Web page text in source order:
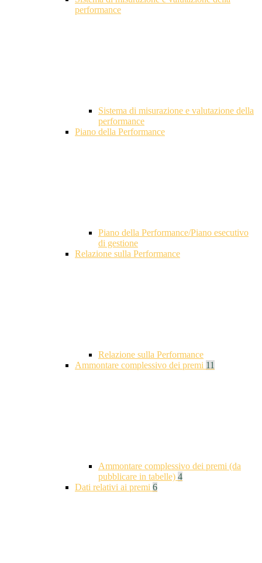
performance
Sistema di misurazione e valutazione della
performance
Piano della Performance
Piano della Performance/Piano esecutivo
di gestione
Relazione sulla Performance
Relazione sulla Performance
Ammontare complessivo dei premi 11
Ammontare complessivo dei premi (da
pubblicare in tabelle) 4
Dati relativi ai premi 6